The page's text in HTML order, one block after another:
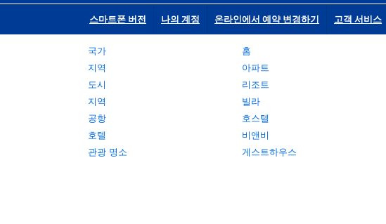
스마트폰 버전 나의 계정 온라인에서 예약 변경하기 고객 서비스
국가
지역
도시
지역
공항
호텔
관광 명소
홈
아파트
리조트
빌라
호스텔
비앤비
게스트하우스